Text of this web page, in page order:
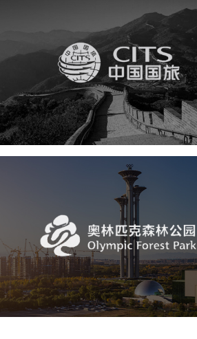
中国国旅
旅游休闲 电商网站 网站建
奥体森林公园
旅游休闲 公园 AI人工智能
智
智慧体育公园
智能步道 智能大数